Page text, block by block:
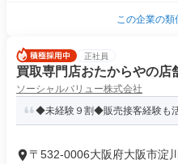
この企業の類
正社員
買取専門店おたからやの店
ソーシャルバリュー株式会社
◆未経験９割◆販売接客経験も
〒532-0006大阪府大阪市淀